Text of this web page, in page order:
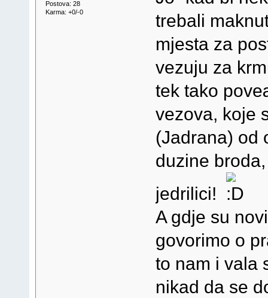
Postova: 28
Karma: +0/-0
trebali
mjesta za
vezuju za
tek tako
vezova, koje
(Jadrana) od
duzine
jedrilici!
A gdje su
govorimo o
to nam i vala
nikad da se